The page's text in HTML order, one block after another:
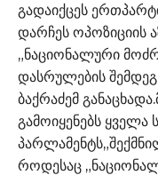
გადაიქცეს
დარჩეს ოპოზიციის
„ნაციონალური
დასრულების
ბაქრაძემ
გამოიყენებს ყველა
როდესაც